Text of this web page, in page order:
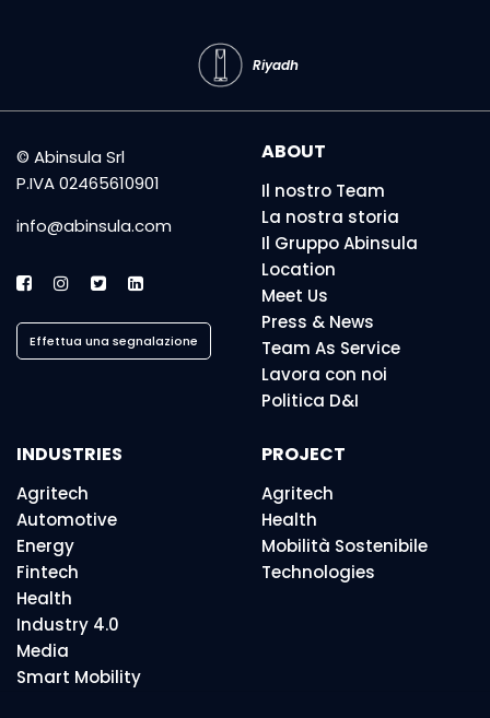
Riyadh
© Abinsula Srl
P.IVA 02465610901
info@abinsula.com
Effettua una segnalazione
ABOUT
Il nostro Team
La nostra storia
Il Gruppo Abinsula
Location
Meet Us
Press & News
Team As Service
Lavora con noi
Politica D&I
INDUSTRIES
Agritech
Automotive
Energy
Fintech
Health
Industry 4.0
Media
Smart Mobility
PROJECT
Agritech
Health
Mobilità Sostenibile
Technologies